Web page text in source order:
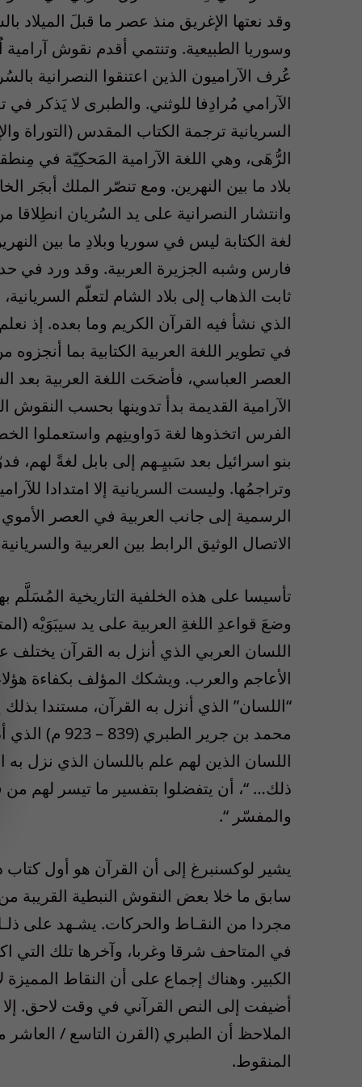
وقد نعتها الإغريق منذ عصر ما قبلَ الميلاد
وسوريا الطبيعية. وتنتمي أقدم نقوش
عُرف الآراميون الذين اعتنقوا النصرانية
الآرامي مُرادِفا للوثني. والطبرى لا يَذكر
السريانية ترجمة الكتاب المقدس (التوراة
الرُّهَى، وهي اللغة الآرامية المَحكِيّة في
بلاد ما بين النهرين. ومع تنصّر الملك أبجَر
وانتشار النصرانية على يد السُريان
لغة الكتابة ليس في سوريا وبلادِ ما بين
فارس وشبه الجزيرة العربية. وقد ورد
ثابت الذهاب إلى بلاد الشام لتعلّم
الذي نشأ فيه القرآن الكريم وما بعده. إذ
في تطوير اللغة العربية الكتابية بما
العصر العباسي، فأضحَت اللغة العربية بعد
الآرامية القديمة بدأ تدوينها بحسب
الفرس اتخذوها لغة دَواوينِهم واستعملوا
بنو اسرائيل بعد سَبيِـهم إلى بابل لغةً لهم،
وتراجمُها. وليست السريانية إلا امتدادا
الاتصال الوثيق الرابط بين العربية
تأسيسا على هذه الخلفية التاريخية
اللسان العربي الذي أنزل به القرآن
الأعاجم والعرب. ويشكك المؤلف بكفاءة
“اللسان” الذي أنزل به القرآن، مستندا
محمد بن جرير
اللسان الذين لهم علم باللسان الذي نزل
ذلك… “، أن يتفضلوا بتفسير ما تيسر لهم
والمفسّر “.
يشير لوكسنبرغ إلى أن القرآن هو أول كتاب
سابق ما خلا بعض النقوش النبطية القريبة
مجردا من النقـاط والحركات. يشـهد على
في المتاحف شرقا وغربا، وآخرها تلك
الكبير. وهناك إجماع على أن النقاط
أضيفت إلى النص القرآني في وقت لاحق.
الملاحظ أن الطبري (القرن التاسع /
المنقوط.